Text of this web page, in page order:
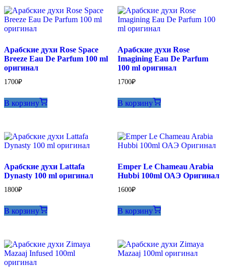
Арабские духи Rose Space
Breeze Eau De Parfum 100 ml
оригинал
1700₽
В корзину
Арабские духи Rose
Imagining Eau De Parfum
100 ml оригинал
1700₽
В корзину
Арабские духи Lattafa
Dynasty 100 ml оригинал
1800₽
В корзину
Emper Le Chameau Arabia
Hubbi 100ml ОАЭ Оригинал
1600₽
В корзину